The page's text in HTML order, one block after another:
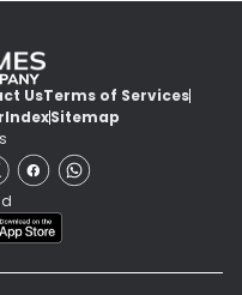
UsTerms of Services
IndexSitemap